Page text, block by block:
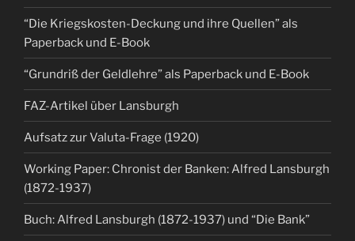
“Die Kriegskosten-Deckung und ihre Quellen” als
Paperback und E-Book
“Grundriß der Geldlehre” als Paperback und E-Book
FAZ-Artikel über Lansburgh
Aufsatz zur Valuta-Frage (1920)
Working Paper: Chronist der Banken: Alfred Lansburgh
(1872-1937)
Buch: Alfred Lansburgh (1872-1937) und “Die Bank”